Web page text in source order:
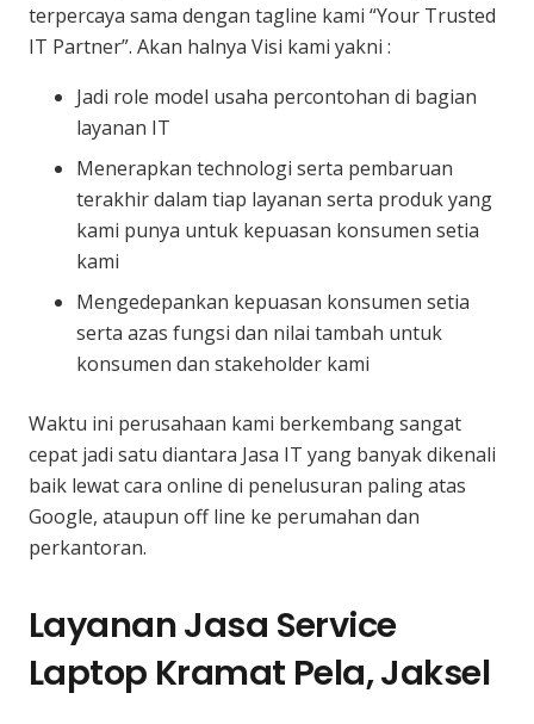
terpercaya sama dengan tagline kami “Your Trusted
IT Partner”. Akan halnya Visi kami yakni :
Jadi role model usaha percontohan di bagian
layanan IT
Menerapkan technologi serta pembaruan
terakhir dalam tiap layanan serta produk yang
kami punya untuk kepuasan konsumen setia
kami
Mengedepankan kepuasan konsumen setia
serta azas fungsi dan nilai tambah untuk
konsumen dan stakeholder kami
Waktu ini perusahaan kami berkembang sangat
cepat jadi satu diantara Jasa IT yang banyak dikenali
baik lewat cara online di penelusuran paling atas
Google, ataupun off line ke perumahan dan
perkantoran.
Layanan Jasa Service
Laptop Kramat Pela, Jaksel